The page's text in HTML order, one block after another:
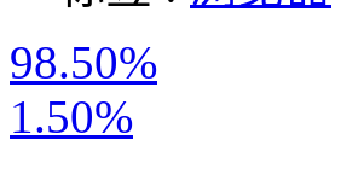
98.50%
1.50%